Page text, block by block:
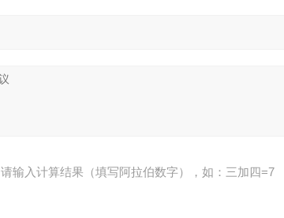
请输入计算结果（填写阿拉伯数字），如：三加四=7